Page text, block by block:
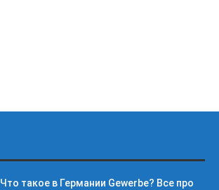
Что такое в Германии Gewerbe? Все про